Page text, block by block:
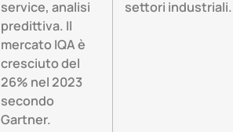
service, analisi
predittiva. Il
mercato IQA è
cresciuto del
26% nel 2023
secondo
Gartner.
settori industriali.